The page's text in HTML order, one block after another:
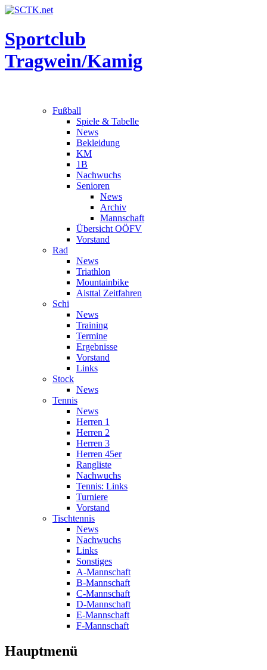
Sportclub
Tragwein/Kamig
Fußball
Spiele & Tabelle
News
Bekleidung
KM
1B
Nachwuchs
Senioren
News
Archiv
Mannschaft
Übersicht OÖFV
Vorstand
Rad
News
Triathlon
Mountainbike
Aisttal Zeitfahren
Schi
News
Training
Termine
Ergebnisse
Vorstand
Links
Stock
News
Tennis
News
Herren 1
Herren 2
Herren 3
Herren 45er
Rangliste
Nachwuchs
Tennis: Links
Turniere
Vorstand
Tischtennis
News
Nachwuchs
Links
Sonstiges
A-Mannschaft
B-Mannschaft
C-Mannschaft
D-Mannschaft
E-Mannschaft
F-Mannschaft
Hauptmenü